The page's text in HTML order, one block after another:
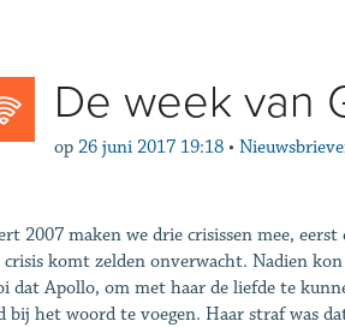
De week van
op 26 juni 2017 19:18 •
2007 maken we drie crisissen mee,
crisis komt zelden onverwacht. Nadien
dat Apollo, om met haar de liefde te
bij het woord te voegen. Haar straf was